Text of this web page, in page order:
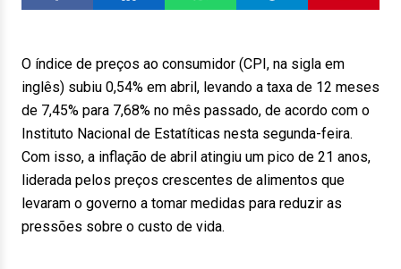
O índice de preços ao consumidor (CPI, na sigla em
inglês) subiu 0,54% em abril, levando a taxa de 12 meses
de 7,45% para 7,68% no mês passado, de acordo com o
Instituto Nacional de Estatíticas nesta segunda-feira.
Com isso, a inflação de abril atingiu um pico de 21 anos,
liderada pelos preços crescentes de alimentos que
levaram o governo a tomar medidas para reduzir as
pressões sobre o custo de vida.